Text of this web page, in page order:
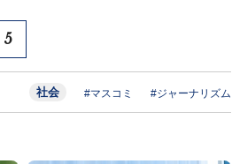
5
社会 #マスコミ #ジャーナリズム